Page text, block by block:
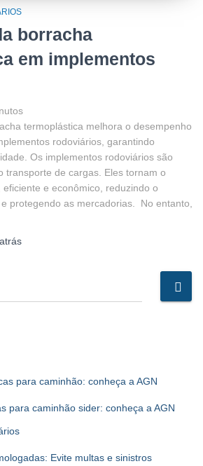
borracha
em implementos
termoplástica melhora o desempenho
rodoviários, garantindo
Os implementos rodoviários são
transporte de cargas. Eles tornam o
e econômico, reduzindo o
protegendo as mercadorias. No entanto,
atrás
para caminhão: conheça a AGN
para caminhão sider: conheça a AGN
Evite multas e sinistros